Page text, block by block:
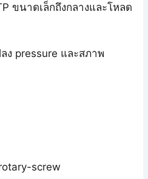
ขนาดเล็กถึงกลางและโหลด
ง pressure และสภาพ
screw